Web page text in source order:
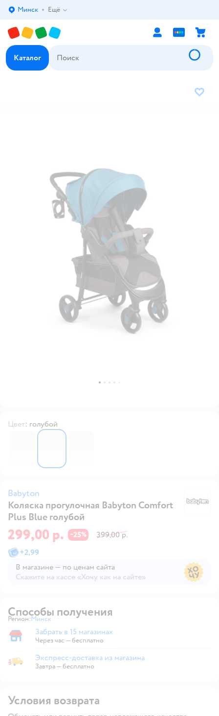
Выбор адреса доставки.
Минск Ещё
Каталог
В
Цвет: голубой
34965603496561
Babyton
Коляска прогулочная Babyton Comfort
Plus Blue голубой
299,00 р. −25%
399,00 р.
+2,99
В магазине — по ценам сайта
Скажите на кассе «Хочу как на сайте»
Способы получения
Регион: Выбор адреса доставки.
Минск
Забрать в магазине
Забрать в 15 магазинах
Через час — бесплатно
Экспресс-доставка из магазина
Экспресс-доставка из магазина
Завтра—бесплатно
Условия возврата